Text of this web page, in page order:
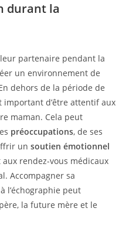
durant la
partenaire pendant la
un environnement de
dehors de la période de
important d’être attentif aux
maman. Cela peut
préoccupations, de ses
un soutien émotionnel
rendez-vous médicaux
Accompagner sa
l’échographie peut
la future mère et le